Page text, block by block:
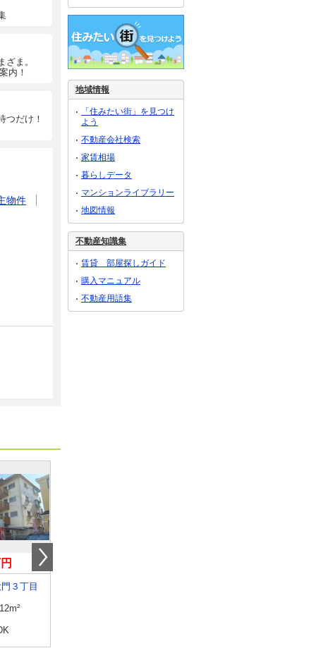
ま。
内！
つだけ！
物件
３丁目
地域情報
「住みたい街」を見つけ
よう
不動産会社検索
家賃相場
暮らしデータ
マンションライブラリー
地図情報
不動産知識集
賃貸 部屋探しガイド
購入マニュアル
不動産用語集